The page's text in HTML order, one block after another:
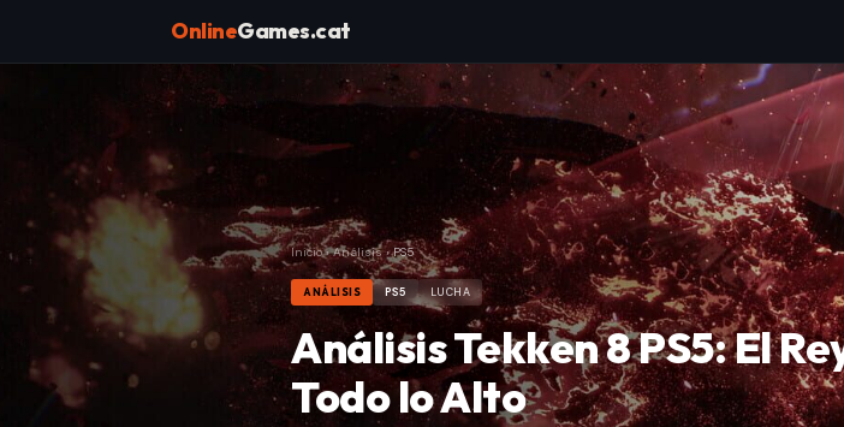
OnlineGames.cat
Inicio›Análisis›PS5
ANÁLISIS PS5 LUCHA
Análisis Tekken 8 PS5: El
Todo lo Alto